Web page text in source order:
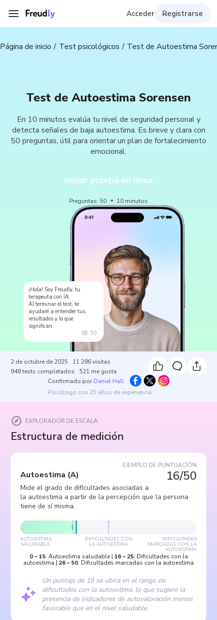
Acceder Registrarse
Página de inicio Test psicológicos Test de Autoestima
Test de Autoestima Sorensen
En 10 minutos evalúa tu nivel de seguridad personal y
detecta señales de baja autoestima. Es breve y clara con
50 preguntas, útil para orientar un plan de fortalecimiento
emocional.
Iniciar prueba en línea
Preguntas: 50 10 minutos
¡Hola! Soy Freudly, tu
terapeuta con IA.
Al terminar el test, te
ayudaré a entender tus
resultados y lo que
significan.
08:30
2 de octubre de 2025 11 286 visitas
948 tests completados 521 me gusta
Confirmado por Daniel Hall
Psicólogo con 25 años de experiencia
EXPLORADOR DE ESCALA
Estructura de medición
EJEMPLO DE PUNTUACIÓN
16/50
Autoestima (A)
Mide el grado de dificultades asociadas a
la autoestima a partir de la percepción que la persona
tiene de sí misma.
AUTOESTIMA
SALUDABLE
DIFICULTADES CON
LA AUTOESTIMA
DIFICULTADES
MARCADAS CON LA
AUTOESTIMA
0– 15: Autoestima saludable| 16– 25: Dificultades con la
autoestima | 26– 50: Dificultades marcadas con la autoestima
Un puntaje de 16 se ubica en el rango de
dificultades con la autoestima, lo que sugiere la
presencia de indicadores de autovaloración menos
favorable que en el nivel saludable.